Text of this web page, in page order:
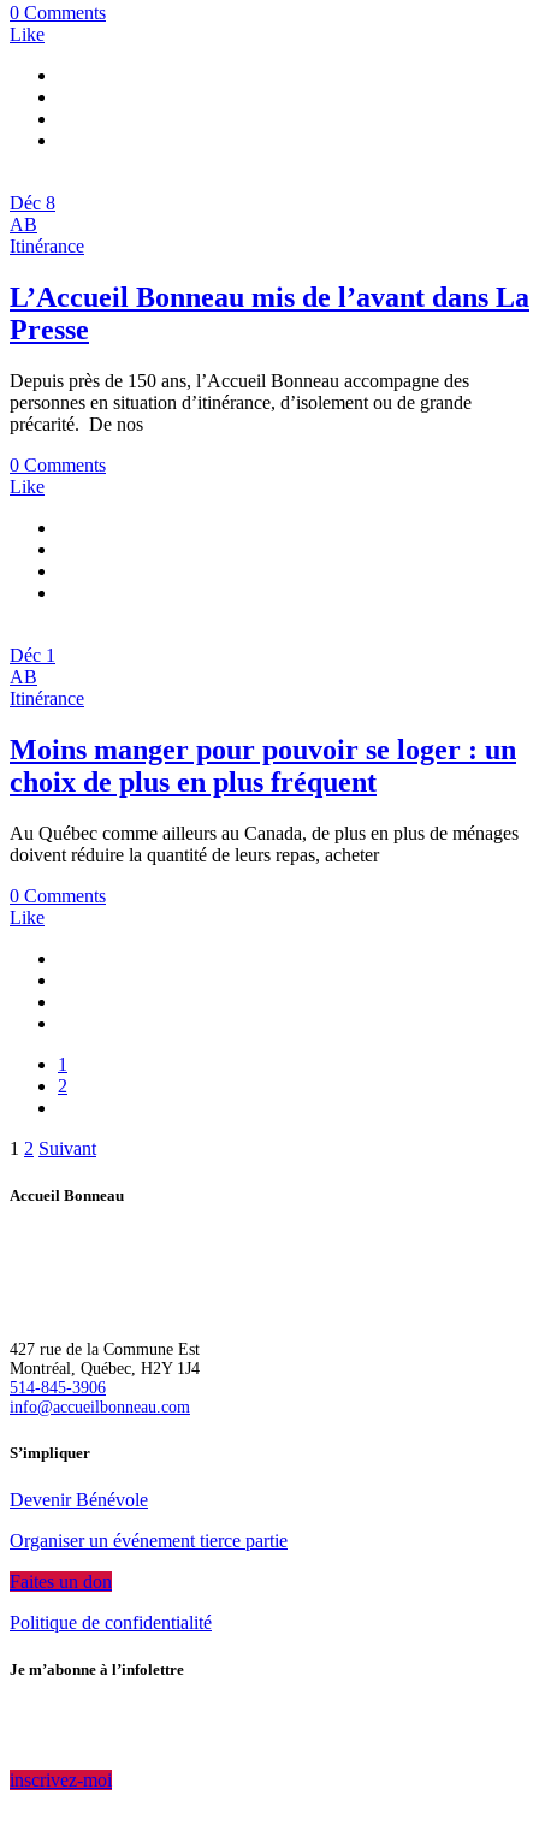
0 Comments
Like
Déc 8
AB
Itinérance
L’Accueil Bonneau mis de l’avant dans La
Presse
Depuis près de 150 ans, l’Accueil Bonneau accompagne des
personnes en situation d’itinérance, d’isolement ou de grande
précarité. De nos
0 Comments
Like
Déc 1
AB
Itinérance
Moins manger pour pouvoir se loger : un
choix de plus en plus fréquent
Au Québec comme ailleurs au Canada, de plus en plus de ménages
doivent réduire la quantité de leurs repas, acheter
0 Comments
Like
1
2
Pagination
des
1 2 Suivant
Accueil Bonneau
427 rue de la Commune Est
Montréal, Québec, H2Y 1J4
514-845-3906
info@accueilbonneau.com
S’impliquer
Devenir Bénévole
Organiser un événement tierce partie
Faites un don
Politique de confidentialité
Je m’abonne à l’infolettre
inscrivez-moi